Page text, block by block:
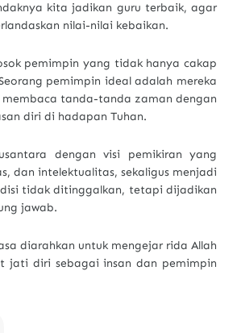
kita jadikan guru terbaik, agar
nilai-nilai kebaikan.
pemimpin yang tidak hanya cakap
pemimpin ideal adalah mereka
tanda-tanda zaman dengan
diri di hadapan Tuhan.
dengan visi pemikiran yang
dan intelektualitas, sekaligus menjadi
tidak ditinggalkan, tetapi dijadikan
jawab.
diarahkan untuk mengejar rida Allah
jati diri sebagai insan dan pemimpin